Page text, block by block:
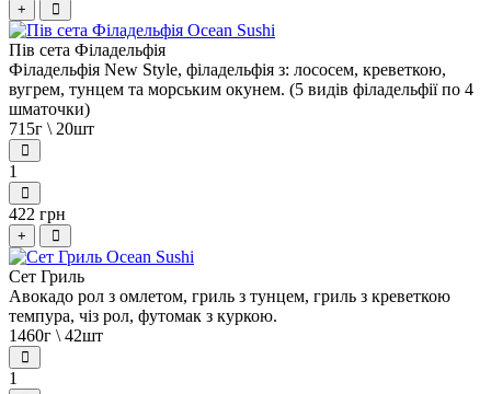
+
Пів сета Філадельфія
Філадельфія New Style, філадельфія з: лососем, креветкою,
вугрем, тунцем та морським окунем. (5 видів філадельфії по 4
шматочки)
715г \ 20шт
1
422 грн
+
Сет Гриль
Авокадо рол з омлетом, гриль з тунцем, гриль з креветкою
темпура, чіз рол, футомак з куркою.
1460г \ 42шт
1